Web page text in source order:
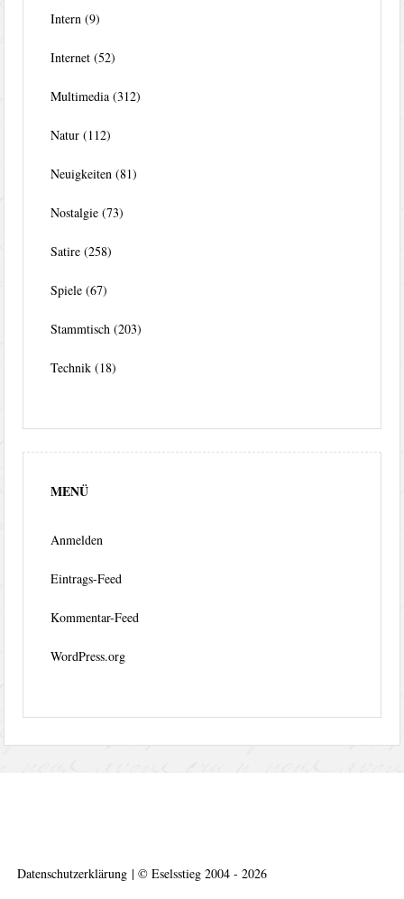
Intern (9)
Internet (52)
Multimedia (312)
Natur (112)
Neuigkeiten (81)
Nostalgie (73)
Satire (258)
Spiele (67)
Stammtisch (203)
Technik (18)
MENÜ
Anmelden
Eintrags-Feed
Kommentar-Feed
WordPress.org
Datenschutzerklärung | ©Eselsstieg 2004 - 2026